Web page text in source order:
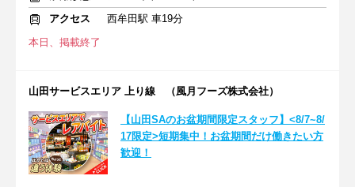
アクセス
西牟田駅 車19分
本日、掲載終了
山田サービスエリア 上り線 （風月フーズ株式会社）
【山田SAのお盆期間限定スタッフ】<8/7~8/
17限定>短期集中！お盆期間だけ働きたい方
歓迎！